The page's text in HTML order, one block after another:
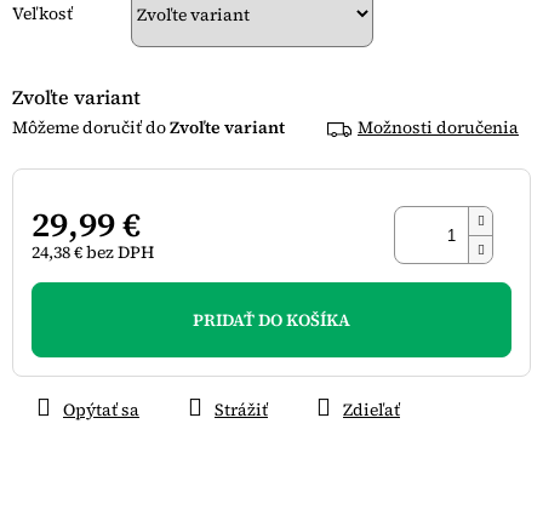
Veľkosť
Zvoľte variant
Zvoľte variant Možnosti doručenia
29,99 €
24,38 € bez DPH
Jednotková
PRIDAŤ DO KOŠÍKA
Opýtať sa Strážiť Zdieľať